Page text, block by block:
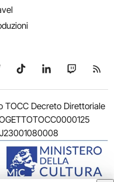
WhatsApp
su Telegram
Seguici su TikTok
Seguici su
Seguici
TOCC Decreto Direttoriale